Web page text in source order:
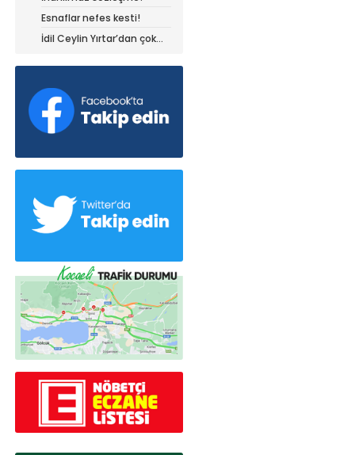
Esnaflar nefes kesti!
İdil Ceylin Yırtar’dan çok